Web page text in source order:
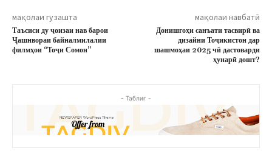
мақолаи гузашта
Таъсиси ду ҷоизаи нав барои
Ҷашнвораи байналмилалии
филмҳои “Тоҷи Сомон”
мақолаи навбатӣ
Донишгоҳи санъати тасвирӣ ва
дизайни Тоҷикистон дар
шашмоҳаи 2025 чӣ дастоварди
ҳунарӣ дошт?
- Таблиғ -